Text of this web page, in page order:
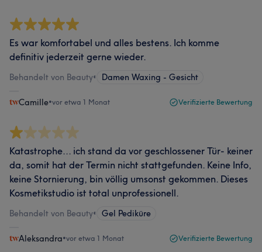
Es war komfortabel und alles bestens. Ich komme
definitiv jederzeit gerne wieder.
Behandelt von Beauty• Damen Waxing - Gesicht
Camille•vor etwa 1 Monat Verifizierte Bewertung
Katastrophe... ich stand da vor geschlossener Tür- keiner
da, somit hat der Termin nicht stattgefunden. Keine Info,
keine Stornierung, bin völlig umsonst gekommen. Dieses
Kosmetikstudio ist total unprofessionell.
Behandelt von Beauty• Gel Pediküre
Aleksandra•vor etwa 1 Monat Verifizierte Bewertung